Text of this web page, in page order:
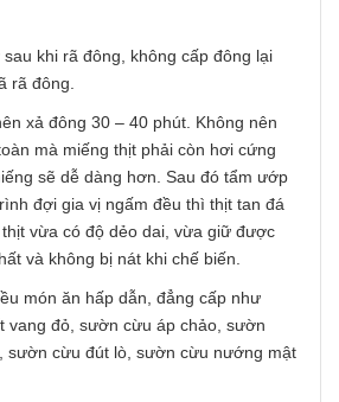
khi rã đông, không cấp đông lại
rã đông.
xả đông 30 – 40 phút. Không nên
mà miếng thịt phải còn hơi cứng
sẽ dễ dàng hơn. Sau đó tẩm ướp
đợi gia vị ngấm đều thì thịt tan đá
vừa có độ dẻo dai, vừa giữ được
và không bị nát khi chế biến.
món ăn hấp dẫn, đẳng cấp như
vang đỏ, sườn cừu áp chảo, sườn
sườn cừu đút lò, sườn cừu nướng mật